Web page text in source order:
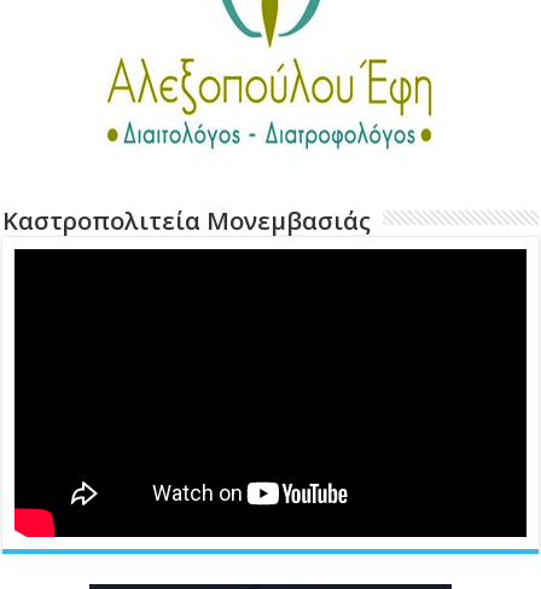
Καστροπολιτεία Μονεμβασιάς